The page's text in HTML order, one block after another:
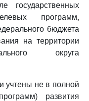
государственных
программ,
бюджета
на территории
округа
учтены не в полной
развития